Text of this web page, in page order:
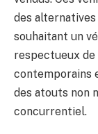
des
souhaitant un
respectueux de
contemporains
des atouts non
concurrentiel.